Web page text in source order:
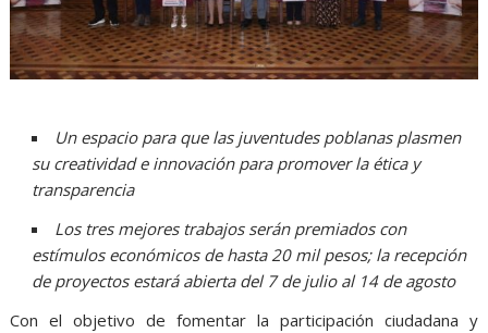
Un espacio para que las juventudes poblanas plasmen
su creatividad e innovación para promover la ética y
transparencia
Los tres mejores trabajos serán premiados con
estímulos económicos de hasta 20 mil pesos; la recepción
de proyectos estará abierta del 7 de julio al 14 de agosto
Con el objetivo de fomentar la participación ciudadana y